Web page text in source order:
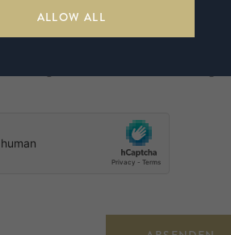
Sie, dass Sie die allgemeinen Bedingungen
ALLOW ALL